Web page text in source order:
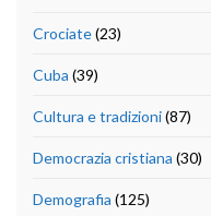
Crociate(23)
Cuba (39)
Cultura e tradizioni(87)
Democrazia cristiana (30)
Demografia (125)